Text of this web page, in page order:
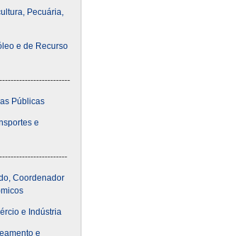
Pecuária,
e de Recurso
Públicas
e
Coordenador
e Indústria
e